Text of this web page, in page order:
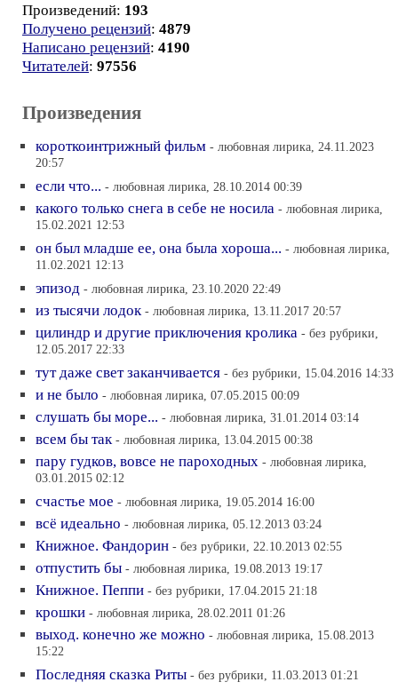
Произведений: 193
Получено рецензий: 4879
Написано рецензий: 4190
Читателей: 97556
Произведения
короткоинтрижный фильм - любовная лирика, 24.11.2023
20:57
если что... - любовная лирика, 28.10.2014 00:39
какого только снега в себе не носила - любовная лирика,
15.02.2021 12:53
он был младше ее, она была хороша... - любовная лирика,
11.02.2021 12:13
эпизод - любовная лирика, 23.10.2020 22:49
из тысячи лодок - любовная лирика, 13.11.2017 20:57
цилиндр и другие приключения кролика - без рубрики,
12.05.2017 22:33
тут даже свет заканчивается - без рубрики, 15.04.2016 14:33
и не было - любовная лирика, 07.05.2015 00:09
слушать бы море... - любовная лирика, 31.01.2014 03:14
всем бы так - любовная лирика, 13.04.2015 00:38
пару гудков, вовсе не пароходных - любовная лирика,
03.01.2015 02:12
счастье мое - любовная лирика, 19.05.2014 16:00
всё идеально - любовная лирика, 05.12.2013 03:24
Книжное. Фандорин - без рубрики, 22.10.2013 02:55
отпустить бы - любовная лирика, 19.08.2013 19:17
Книжное. Пеппи - без рубрики, 17.04.2015 21:18
крошки - любовная лирика, 28.02.2011 01:26
выход. конечно же можно - любовная лирика, 15.08.2013
15:22
Последняя сказка Риты - без рубрики, 11.03.2013 01:21